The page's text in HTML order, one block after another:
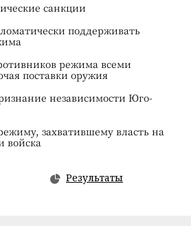
санкции
поддерживать
режима всеми
поставки оружия
независимости Юго-
захватившему власть на
войска
Результаты